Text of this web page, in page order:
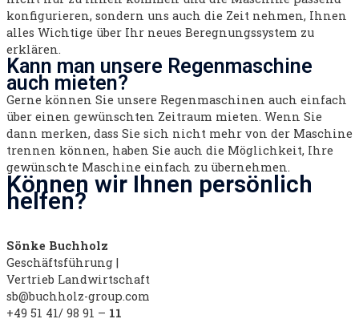
konfigurieren, sondern uns auch die Zeit nehmen, Ihnen
alles Wichtige über Ihr neues Beregnungssystem zu
erklären.
Kann man unsere Regenmaschine
auch mieten?
Gerne können Sie unsere Regenmaschinen auch einfach
über einen gewünschten Zeitraum mieten. Wenn Sie
dann merken, dass Sie sich nicht mehr von der Maschine
trennen können, haben Sie auch die Möglichkeit, Ihre
gewünschte Maschine einfach zu übernehmen.
Können wir Ihnen persönlich
helfen?
Sönke Buchholz
Geschäftsführung |
Vertrieb Landwirtschaft
sb@buchholz-group.com
+49 51 41/ 98 91 – 11